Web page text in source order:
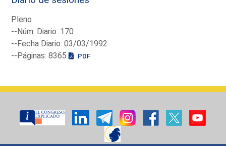
Pleno
--Núm. Diario: 170
--Fecha Diario: 03/03/1992
--Páginas: 8365
PDF